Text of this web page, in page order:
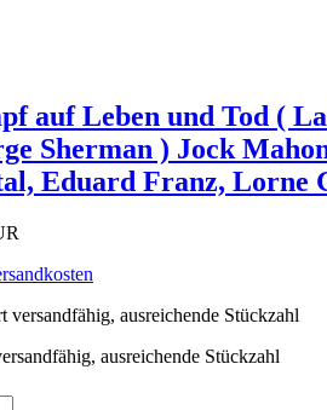
auf Leben und Tod (
Sherman ) Jock
Eduard Franz, Lorne
ausreichende Stückzahl